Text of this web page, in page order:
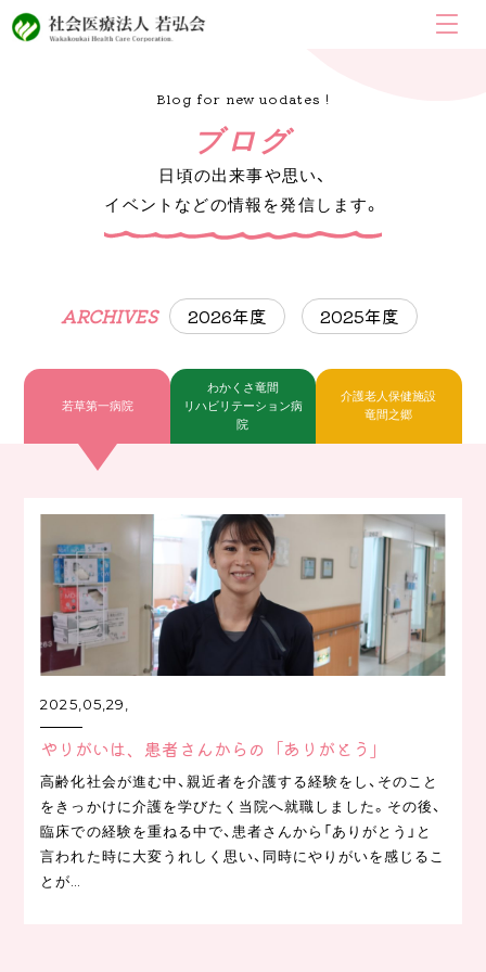
Blog for new uodates !
ブログ
日頃の出来事や思い、
イベントなどの情報を発信します。
ARCHIVES 2026年度 2025年度
若草第一病院
わかくさ竜間
リハビリテーション病
院
介護老人保健施設
竜間之郷
2025,05,29,
やりがいは、患者さんからの「ありがとう」
高齢化社会が進む中、親近者を介護する経験をし、そのこと
をきっかけに介護を学びたく当院へ就職しました。その後、
臨床での経験を重ねる中で、患者さんから「ありがとう」と
言われた時に大変うれしく思い、同時にやりがいを感じるこ
とが…